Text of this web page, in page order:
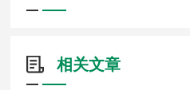
相关文章